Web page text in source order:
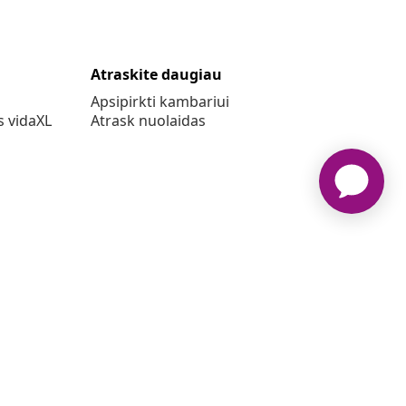
vidaXL
Atraskite daugiau
Apsipirkti kambariui
Atrask nuolaidas